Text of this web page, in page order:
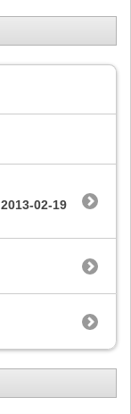
2013-02-19